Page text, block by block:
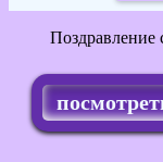
Поздравление